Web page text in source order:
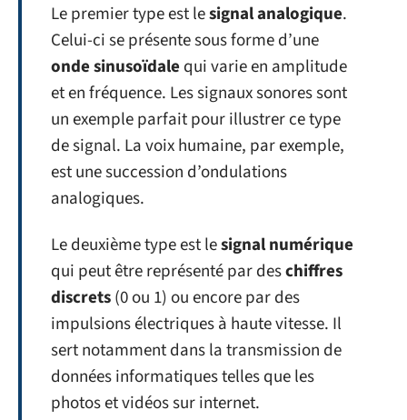
Le premier type est lesignal analogique.
Celui-ci se présente sous forme d’une
onde sinusoïdale qui varie en amplitude
et en fréquence. Les signaux sonores sont
un exemple parfait pour illustrer ce type
de signal. La voix humaine, par exemple,
est une succession d’ondulations
analogiques.
Le deuxième type est lesignal numérique
qui peut être représenté par deschiffres
discrets(0 ou 1) ou encore par des
impulsions électriques à haute vitesse. Il
sert notamment dans la transmission de
données informatiques telles que les
photos et vidéos sur internet.